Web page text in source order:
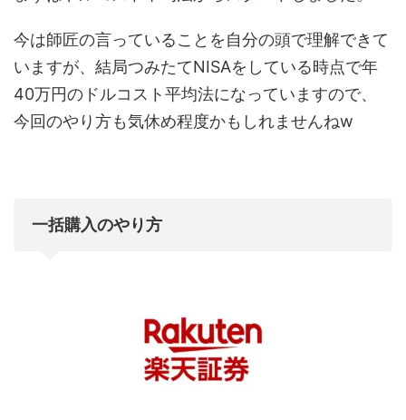
今は師匠の言っていることを自分の頭で理解できて
いますが、結局つみたてNISAをしている時点で年
40万円のドルコスト平均法になっていますので、
今回のやり方も気休め程度かもしれませんねw
一括購入のやり方